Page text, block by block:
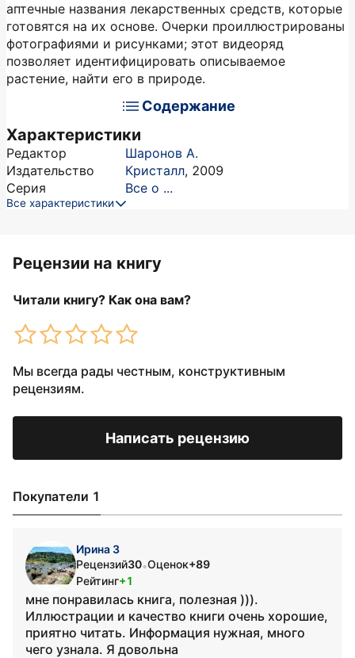
аптечные названия лекарственных средств, которые
готовятся на их основе. Очерки проиллюстрированы
фотографиями и рисунками; этот видеоряд
позволяет идентифицировать описываемое
растение, найти его в природе.
Содержание
Характеристики
Редактор
Шаронов А.
Издательство
Кристалл, 2009
Серия
Все о ...
Все характеристики
Рецензии на книгу
Читали книгу? Как она вам?
Мы всегда рады честным, конструктивным
рецензиям.
Написать рецензию
Покупатели 1
Ирина З
Рецензий30•Оценок+89
Рейтинг+1
мне понравилась книга, полезная ))).
Иллюстрации и качество книги очень хорошие,
приятно читать. Информация нужная, много
чего узнала. Я довольна